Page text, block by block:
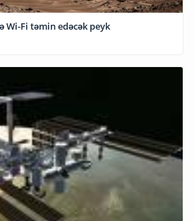
Wi-Fi təmin edəcək peyk